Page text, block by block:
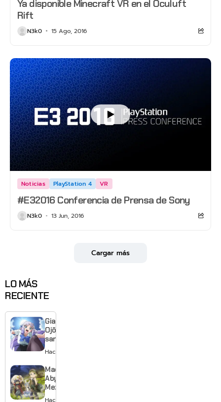
Ya disponible Minecraft VR en el Oculuft
Rift
N3k0 15 Ago, 2016
Noticias PlayStation 4 VR
#E32016 Conferencia de Prensa de Sony
N3k0 13 Jun, 2016
Cargar más
LO MÁS
RECIENTE
Giant
Ojō-
sama
revela
visual y
confirma
estreno
para
enero de
Hace 1 día
Made in
Abyss:
Mezameru
Shinpi
Hace 1 día